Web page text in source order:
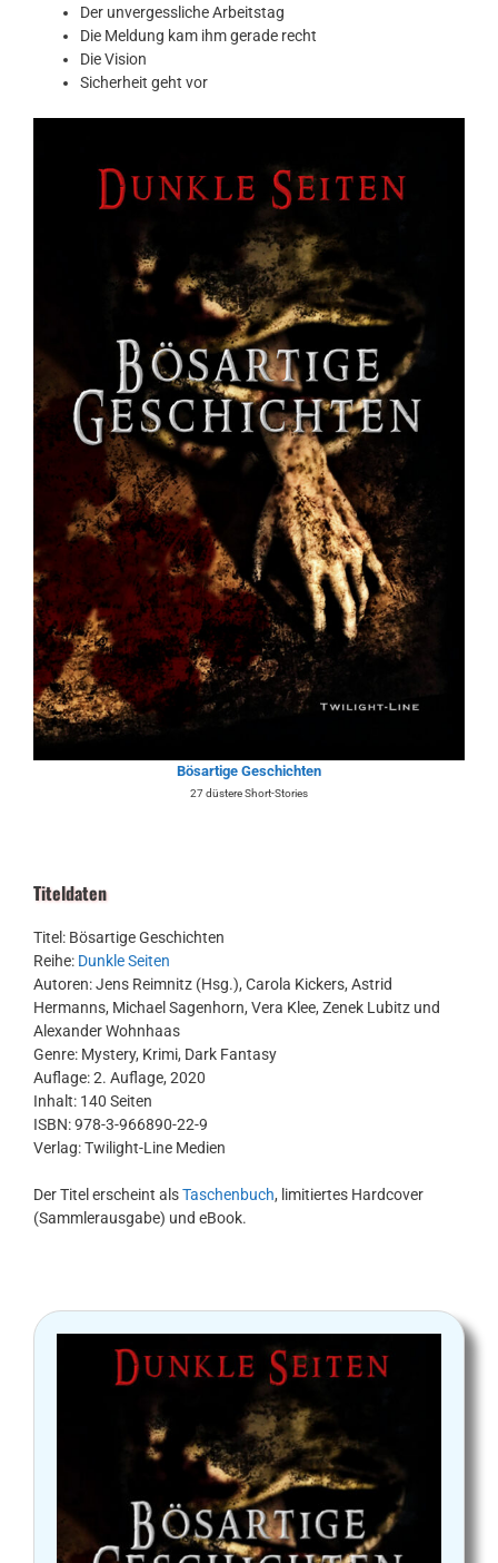
Der unvergessliche Arbeitstag
Die Meldung kam ihm gerade recht
Die Vision
Sicherheit geht vor
Bösartige Geschichten
27 düstere Short-Stories
Titeldaten
Titel: Bösartige Geschichten
Reihe: Dunkle Seiten
Autoren: Jens Reimnitz (Hsg.), Carola Kickers, Astrid
Hermanns, Michael Sagenhorn, Vera Klee, Zenek Lubitz und
Alexander Wohnhaas
Genre: Mystery, Krimi, Dark Fantasy
Auflage: 2. Auflage, 2020
Inhalt: 140 Seiten
ISBN: 978-3-966890-22-9
Verlag: Twilight-Line Medien
Der Titel erscheint alsTaschenbuch, limitiertes Hardcover
(Sammlerausgabe) und eBook.